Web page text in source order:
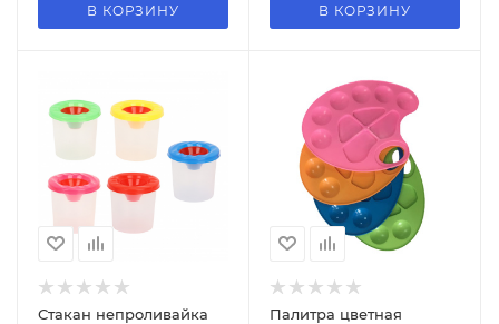
В КОРЗИНУ В КОРЗИНУ
Стакан непроливайка
Палитра цветная